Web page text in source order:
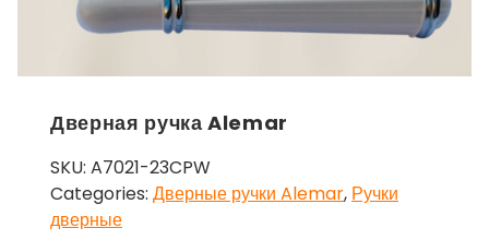
Дверная ручка Alemar
SKU: A7021-23CPW
Categories: Дверные ручки Alemar, Ручки
дверные